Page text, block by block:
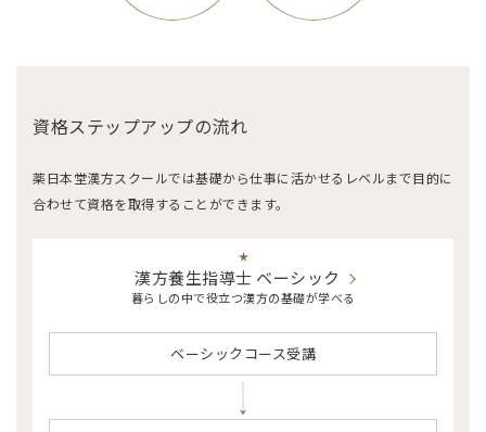
資格ステップアップの流れ
薬日本堂漢方スクールでは基礎から仕事に活かせるレベルまで目的に
合わせて資格を取得することができます。
漢方養生指導士 ベーシック
暮らしの中で役立つ漢方の基礎が学べる
ベーシックコース受講